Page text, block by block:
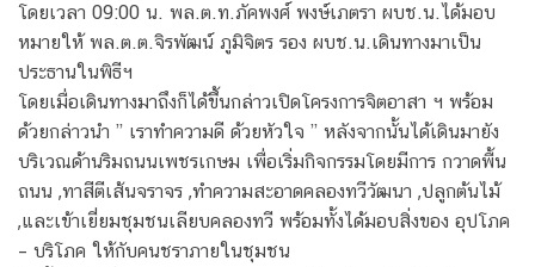
โดยเวลา 09:00 น. พล.ต.ท.ภัคพงศ์ พงษ์เภตรา ผบช.น.ได้มอบ
หมายให้ พล.ต.ต.จิรพัฒน์ ภูมิจิตร รอง ผบช.น.เดินทางมาเป็น
ประธานในพิธีฯ
โดยเมื่อเดินทางมาถึงก็ได้ขึ้นกล่าวเปิดโครงการจิตอาสา ฯ พร้อม
ด้วยกล่าวนำ ” เราทำความดี ด้วยหัวใจ ” หลังจากนั้นได้เดินมายัง
บริเวณด้านริมถนนเพชรเกษม เพื่อเริ่มกิจกรรมโดยมีการ กวาดพื้น
ถนน ,ทาสีตีเส้นจราจร ,ทำความสะอาดคลองทวีวัฒนา ,ปลูกต้นไม้
,และเข้าเยี่ยมชุมชนเลียบคลองทวี พร้อมทั้งได้มอบสิ่งของ อุปโภค
– บริโภค ให้กับคนชราภายในชุมชน